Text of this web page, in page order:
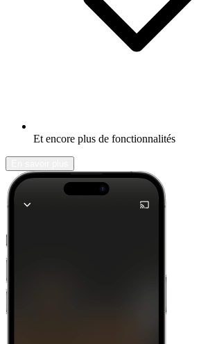
Et encore plus de fonctionnalités